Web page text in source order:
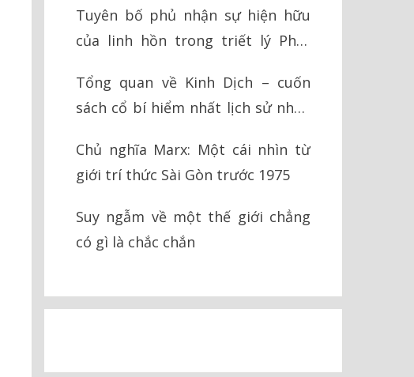
Tuyên bố phủ nhận sự hiện hữu
của linh hồn trong triết lý Phật
Tổng quan về Kinh Dịch – cuốn
sách cổ bí hiểm nhất lịch sử nhân
Chủ nghĩa Marx: Một cái nhìn từ
giới trí thức Sài Gòn trước 1975
Suy ngẫm về một thế giới chẳng
có gì là chắc chắn